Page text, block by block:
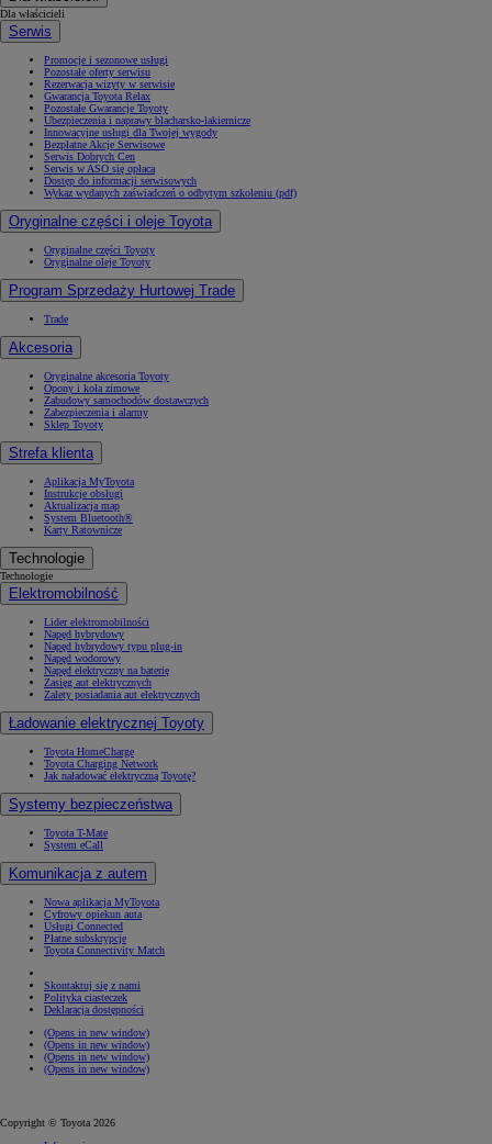
Dla właścicieli
Serwis
Promocje i sezonowe usługi
Pozostałe oferty serwisu
Rezerwacja wizyty w serwisie
Gwarancja Toyota Relax
Pozostałe Gwarancje Toyoty
Ubezpieczenia i naprawy blacharsko-lakiernicze
Innowacyjne usługi dla Twojej wygody
Bezpłatne Akcje Serwisowe
Serwis Dobrych Cen
Serwis w ASO się opłaca
Dostęp do informacji serwisowych
Wykaz wydanych zaświadczeń o odbytym szkoleniu (pdf)
Oryginalne części i oleje Toyota
Oryginalne części Toyoty
Oryginalne oleje Toyoty
Program Sprzedaży Hurtowej Trade
Trade
Akcesoria
Oryginalne akcesoria Toyoty
Opony i koła zimowe
Zabudowy samochodów dostawczych
Zabezpieczenia i alarmy
Sklep Toyoty
Strefa klienta
Aplikacja MyToyota
Instrukcje obsługi
Aktualizacja map
System Bluetooth®
Karty Ratownicze
Technologie
Technologie
Elektromobilność
Lider elektromobilności
Napęd hybrydowy
Napęd hybrydowy typu plug-in
Napęd wodorowy
Napęd elektryczny na baterię
Zasięg aut elektrycznych
Zalety posiadania aut elektrycznych
Ładowanie elektrycznej Toyoty
Toyota HomeCharge
Toyota Charging Network
Jak naładować elektryczną Toyotę?
Systemy bezpieczeństwa
Toyota T-Mate
System eCall
Komunikacja z autem
Nowa aplikacja MyToyota
Cyfrowy opiekun auta
Usługi Connected
Płatne subskrypcje
Toyota Connectivity Match
Skontaktuj się z nami
Polityka ciasteczek
Deklaracja dostępności
(Opens in new window)
(Opens in new window)
(Opens in new window)
(Opens in new window)
Copyright © Toyota 2026